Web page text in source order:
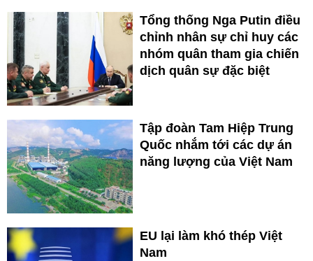
Tổng thống Nga Putin điều
chỉnh nhân sự chỉ huy các
nhóm quân tham gia chiến
dịch quân sự đặc biệt
Tập đoàn Tam Hiệp Trung
Quốc nhắm tới các dự án
năng lượng của Việt Nam
EU lại làm khó thép Việt
Nam